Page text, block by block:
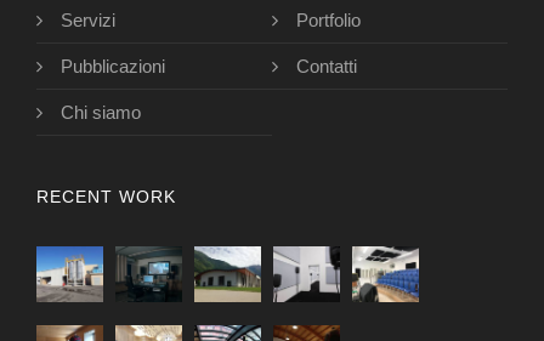
Servizi Portfolio
Pubblicazioni Contatti
Chi siamo
RECENT WORK